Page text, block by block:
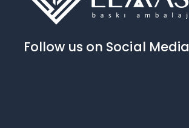
Follow us on Social Media